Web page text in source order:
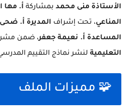
الأستاذة منى محمد بمشاركة أ. مها
المناعي، تحت إشراف المديرة أ. ضحى
المساعدة أ. نعيمة جعفر، ضمن
التعليمية لنشر نماذج التقييم المدرسي
🧩 مميزات الملف